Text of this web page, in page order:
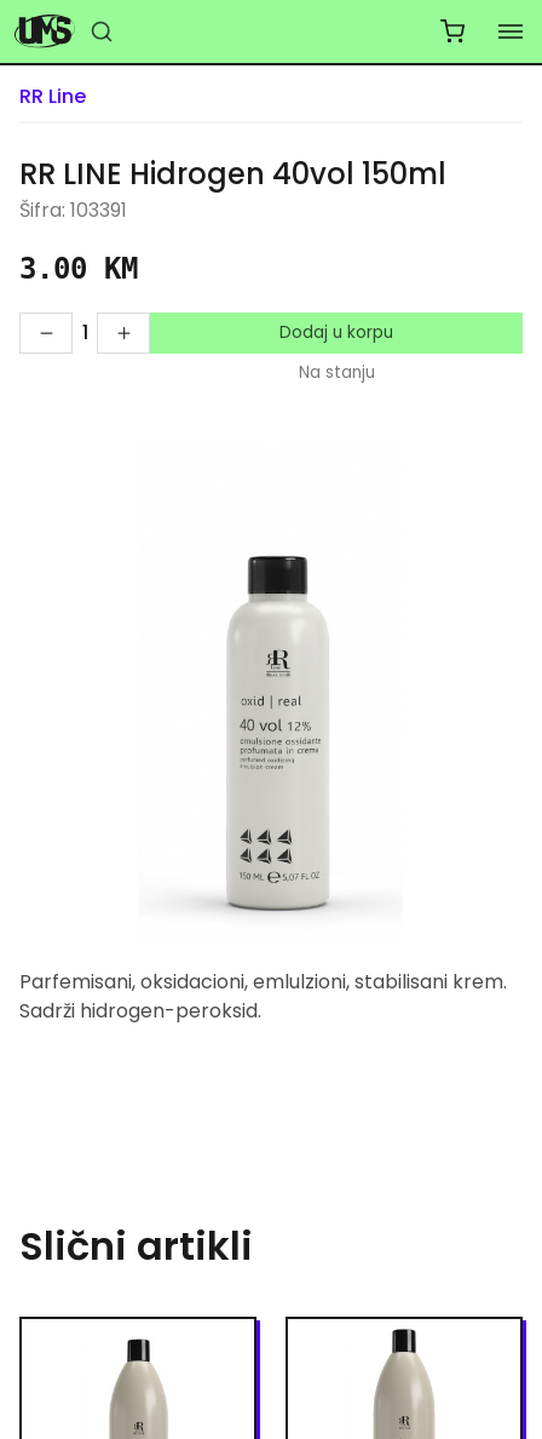
RR Line
RR LINE Hidrogen 40vol 150ml
Šifra: 103391
3.00 KM
1
Dodaj u korpu
Na stanju
Parfemisani, oksidacioni, emlulzioni, stabilisani krem.
Sadrži hidrogen-peroksid.
Slični artikli